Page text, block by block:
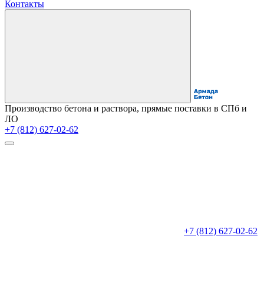
Контакты
Производство бетона и раствора, прямые поставки в СПб и
ЛО
+7 (812) 627-02-62
+7 (812) 627-02-62